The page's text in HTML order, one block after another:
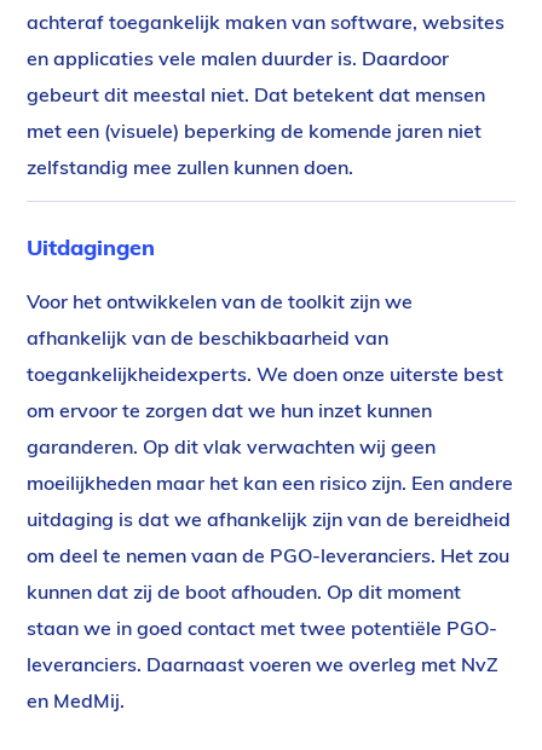
achteraf toegankelijk maken van software, websites
en applicaties vele malen duurder is. Daardoor
gebeurt dit meestal niet. Dat betekent dat mensen
met een (visuele) beperking de komende jaren niet
zelfstandig mee zullen kunnen doen.
Uitdagingen
Voor het ontwikkelen van de toolkit zijn we
afhankelijk van de beschikbaarheid van
toegankelijkheidexperts. We doen onze uiterste best
om ervoor te zorgen dat we hun inzet kunnen
garanderen. Op dit vlak verwachten wij geen
moeilijkheden maar het kan een risico zijn. Een andere
uitdaging is dat we afhankelijk zijn van de bereidheid
om deel te nemen vaan de PGO-leveranciers. Het zou
kunnen dat zij de boot afhouden. Op dit moment
staan we in goed contact met twee potentiële PGO-
leveranciers. Daarnaast voeren we overleg met NvZ
en MedMij.